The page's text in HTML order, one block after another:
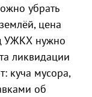
убрать
цена
УЖКХ нужно
ликвидации
куча мусора,
об